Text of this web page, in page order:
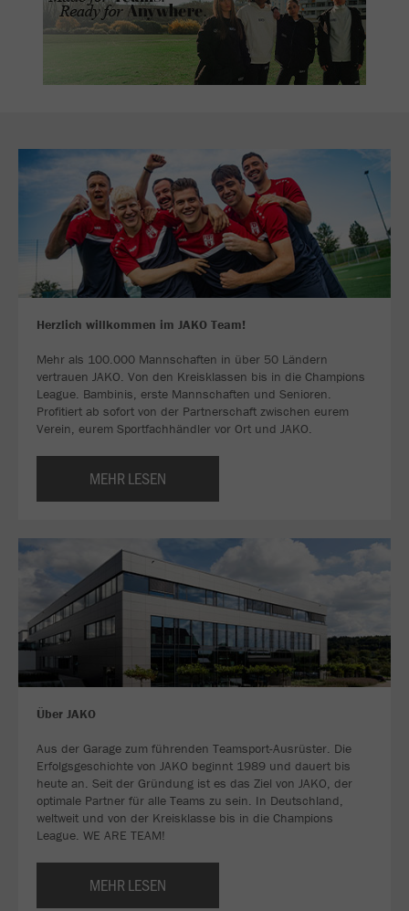
Herzlich willkommen im JAKO Team!
Mehr als 100.000 Mannschaften in über 50 Ländern
vertrauen JAKO. Von den Kreisklassen bis in die Champions
League. Bambinis, erste Mannschaften und Senioren.
Profitiert ab sofort von der Partnerschaft zwischen eurem
Verein, eurem Sportfachhändler vor Ort und JAKO.
MEHR LESEN
Über JAKO
Aus der Garage zum führenden Teamsport-Ausrüster. Die
Erfolgsgeschichte von JAKO beginnt 1989 und dauert bis
heute an. Seit der Gründung ist es das Ziel von JAKO, der
optimale Partner für alle Teams zu sein. In Deutschland,
weltweit und von der Kreisklasse bis in die Champions
League. WE ARE TEAM!
MEHR LESEN